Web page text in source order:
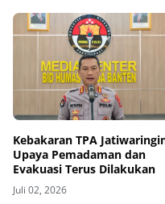
Kebakaran TPA
Upaya Pemadaman dan
Evakuasi Terus Dilakukan
Juli 02, 2026